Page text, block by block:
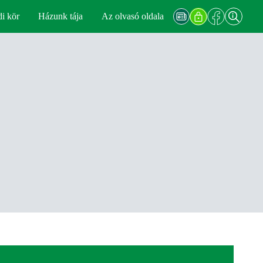
kör Házunk tája Az olvasó oldala